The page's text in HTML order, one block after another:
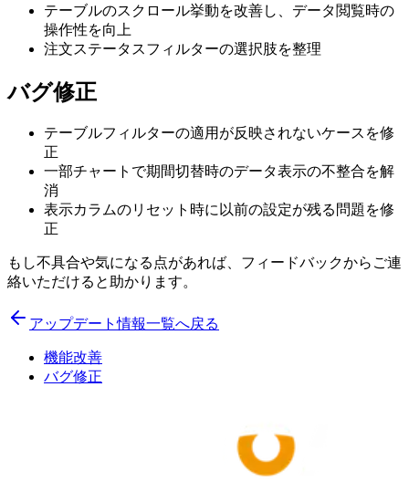
テーブルのスクロール挙動を改善し、データ閲覧時の
操作性を向上
注文ステータスフィルターの選択肢を整理
バグ修正
テーブルフィルターの適用が反映されないケースを修
正
一部チャートで期間切替時のデータ表示の不整合を解
消
表示カラムのリセット時に以前の設定が残る問題を修
正
もし不具合や気になる点があれば、フィードバックからご連
絡いただけると助かります。
アップデート情報一覧へ戻る
機能改善
バグ修正